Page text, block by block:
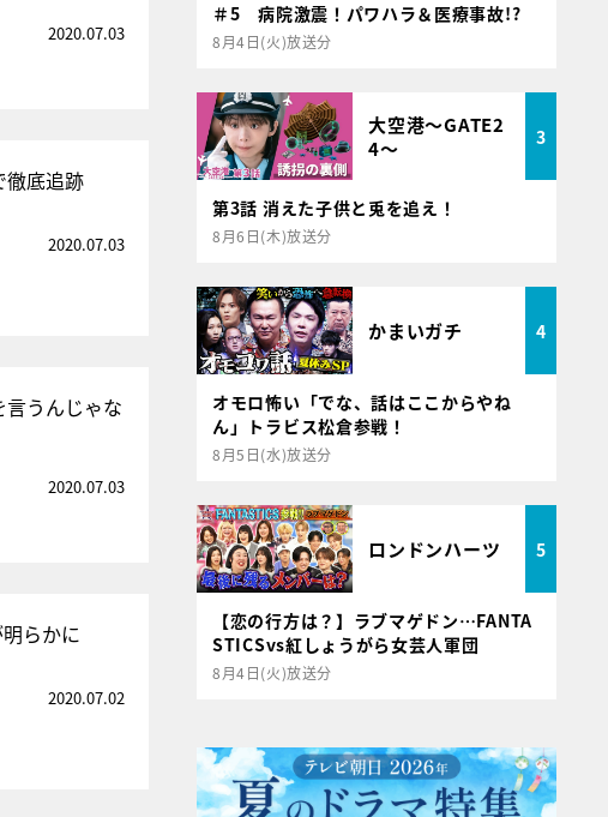
2020.07.03
徹底追跡
2020.07.03
うんじゃな
2020.07.03
らかに
2020.07.02
＃5 病院激震！パワハラ＆医療事故!?
8月4日(火)放送分
大空港～GATE2
4～
3
第3話 消えた子供と兎を追え！
8月6日(木)放送分
かまいガチ 4
オモロ怖い「でな、話はここからやね
ん」トラビス松倉参戦！
8月5日(水)放送分
ロンドンハーツ 5
【恋の行方は？】ラブマゲドン…FANTA
STICSvs紅しょうがら女芸人軍団
8月4日(火)放送分